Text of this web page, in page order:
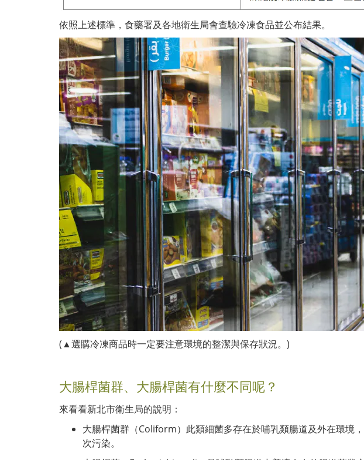
依照上述標準，食藥署及各地衛生局會查驗冷凍食品並公布結果。
(▲選購冷凍商品時一定要注意環境的整潔與保存狀況。)
大腸桿菌群、大腸桿菌有什麼不同呢？
來看看新北市衛生局的說明：
大腸桿菌群（Coliform）此類細菌多存在於哺乳類腸道及外在環境
次污染。